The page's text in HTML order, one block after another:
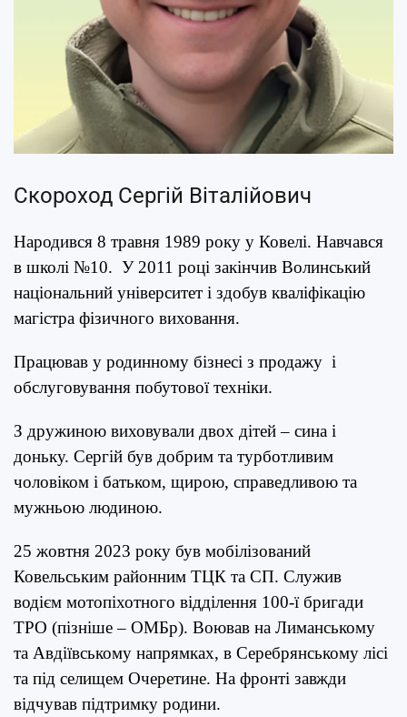
Скороход Сергій Віталійович
Народився 8 травня 1989 року у Ковелі. Навчався
в школі №10. У 2011 році закінчив Волинський
національний університет і здобув кваліфікацію
магістра фізичного виховання.
Працював у родинному бізнесі з продажу і
обслуговування побутової техніки.
З дружиною виховували двох дітей – сина і
доньку. Сергій був добрим та турботливим
чоловіком і батьком, щирою, справедливою та
мужньою людиною.
25 жовтня 2023 року був мобілізований
Ковельським районним ТЦК та СП. Служив
водієм мотопіхотного відділення 100-ї бригади
ТРО (пізніше – ОМБр). Воював на Лиманському
та Авдіївському напрямках, в Серебрянському лісі
та під селищем Очеретине. На фронті завжди
відчував підтримку родини.